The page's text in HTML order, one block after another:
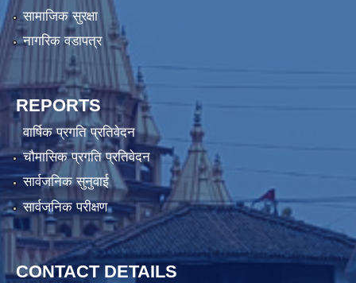
सामाजिक सुरक्षा
नागरिक वडापत्र
REPORTS
वार्षिक प्रगति प्रतिवेदन
चौमासिक प्रगति प्रतिवेदन
सार्वजनिक सुनुवाई
सार्वजनिक परीक्षण
CONTACT DETAILS